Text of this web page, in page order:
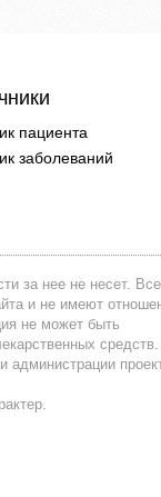
пациента
заболеваний
за нее не несет.
и не имеют
не может быть
средств.
администрации